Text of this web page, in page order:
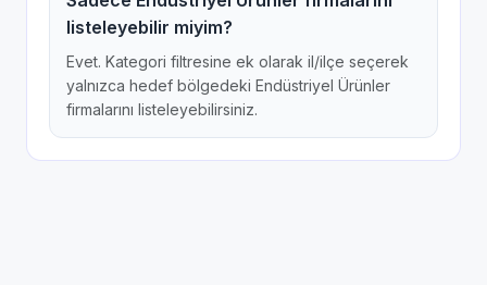
listeleyebilir miyim?
Evet. Kategori filtresine ek olarak il/ilçe seçerek
yalnızca hedef bölgedeki Endüstriyel Ürünler
firmalarını listeleyebilirsiniz.